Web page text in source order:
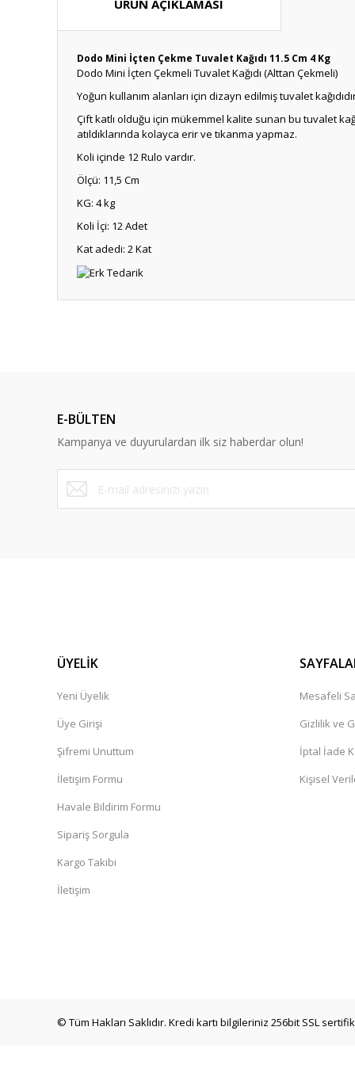
ÜRÜN AÇIKLAMASI
Dodo Mini İçten Çekme Tuvalet Kağıdı 11.5 Cm 4 Kg
Dodo Mini İçten Çekmeli Tuvalet Kağıdı (Alttan Çekmeli)
Yoğun kullanım alanları için dizayn edilmiş tuvalet
Çift katlı olduğu için mükemmel kalite sunan bu tuvalet
atıldıklarında kolayca erir ve tıkanma yapmaz.
Koli içinde 12 Rulo vardır.
Ölçü: 11,5 Cm
KG: 4 kg
Koli İçi: 12 Adet
Kat adedi: 2 Kat
Ürün bilgilerinde hatalar bulunuyor.
Ürün fiyatı diğer sitelerden daha pahalı.
Bu ürüne benzer farklı alternatifler olmalı.
E-BÜLTEN
Kampanya ve duyurulardan ilk siz haberdar olun!
ÜYELİK
Yeni Üyelik
Üye Girişi
Şifremi Unuttum
İletişim Formu
Havale Bildirim Formu
Sipariş Sorgula
Kargo Takibi
İletişim
Mesafeli
Gizlilik ve
İptal İade
Kişisel
© Tüm Hakları Saklıdır. Kredi kartı bilgileriniz 256bit SSL